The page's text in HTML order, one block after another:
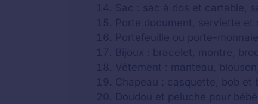
Sac : sac à dos et cartable,
Porte document, serviette et
Portefeuille ou porte-monnaie
Bijoux : bracelet, montre,
Vêtement : manteau,
Chapeau : casquette, bob et
Doudou et peluche pour